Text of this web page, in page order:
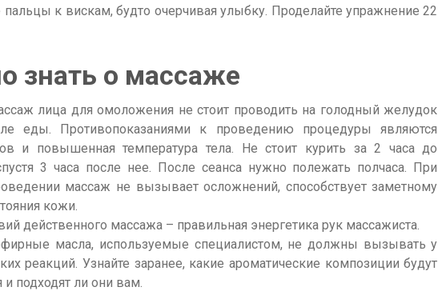
к вискам, будто очерчивая улыбку. Проделайте упражнение 22
знать о массаже
лица для омоложения не стоит проводить на голодный желудок
еды. Противопоказаниями к проведению процедуры являются
и повышенная температура тела. Не стоит курить за 2 часа до
3 часа после нее. После сеанса нужно полежать полчаса. При
массаж не вызывает осложнений, способствует заметному
кожи.
действенного массажа – правильная энергетика рук массажиста.
масла, используемые специалистом, не должны вызывать у
реакций. Узнайте заранее, какие ароматические композиции будут
и подходят ли они вам.